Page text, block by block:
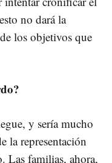
no dará la
los objetivos que
y sería mucho
la representación
Las familias, ahora,